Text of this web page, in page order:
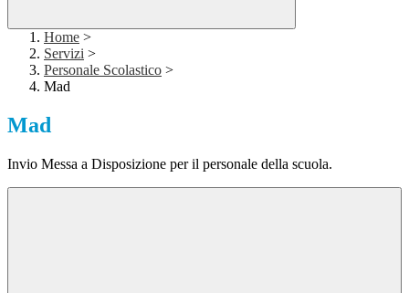
Home >
Servizi >
Personale Scolastico >
Mad
Mad
Invio Messa a Disposizione per il personale della scuola.